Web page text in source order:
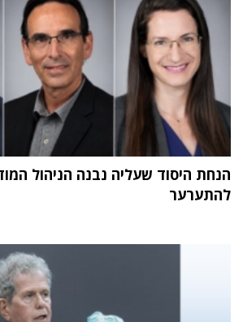
הנחת היסוד שעליה נבנה הניהול
להתערער